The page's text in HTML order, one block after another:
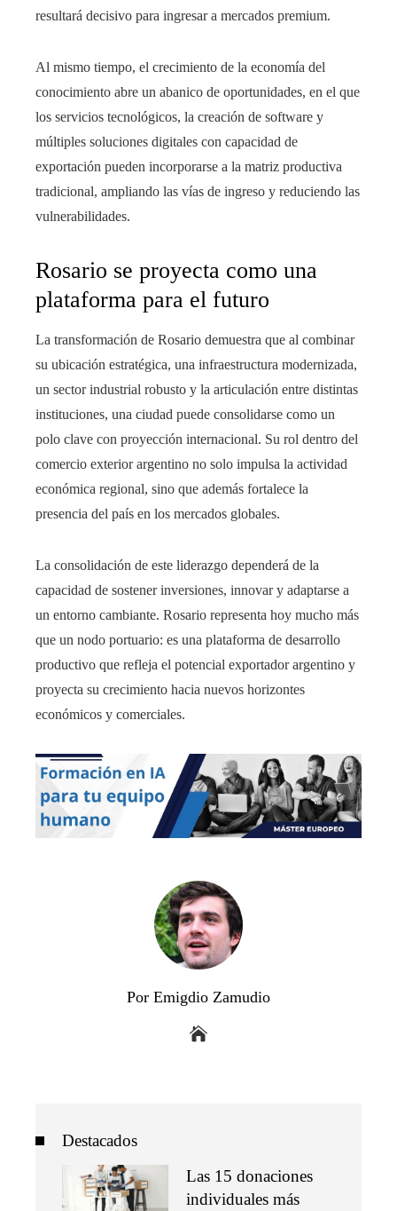
resultará decisivo para ingresar a mercados premium.
Al mismo tiempo, el crecimiento de la economía del
conocimiento abre un abanico de oportunidades, en el que
los servicios tecnológicos, la creación de software y
múltiples soluciones digitales con capacidad de
exportación pueden incorporarse a la matriz productiva
tradicional, ampliando las vías de ingreso y reduciendo las
vulnerabilidades.
Rosario se proyecta como una
plataforma para el futuro
La transformación de Rosario demuestra que al combinar
su ubicación estratégica, una infraestructura modernizada,
un sector industrial robusto y la articulación entre distintas
instituciones, una ciudad puede consolidarse como un
polo clave con proyección internacional. Su rol dentro del
comercio exterior argentino no solo impulsa la actividad
económica regional, sino que además fortalece la
presencia del país en los mercados globales.
La consolidación de este liderazgo dependerá de la
capacidad de sostener inversiones, innovar y adaptarse a
un entorno cambiante. Rosario representa hoy mucho más
que un nodo portuario: es una plataforma de desarrollo
productivo que refleja el potencial exportador argentino y
proyecta su crecimiento hacia nuevos horizontes
económicos y comerciales.
Por Emigdio Zamudio
Destacados
Las 15 donaciones
individuales más